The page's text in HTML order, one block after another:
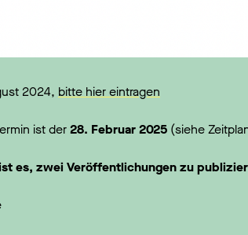
2024, bitte hier eintragen
ist der28. Februar 2025 (siehe
es, zwei Veröffentlichungen zu